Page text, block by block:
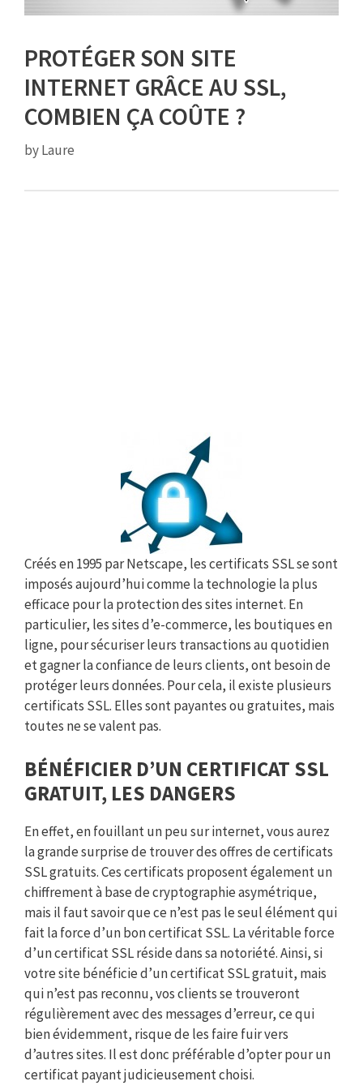
PROTÉGER SON SITE
INTERNET GRÂCE AU SSL,
COMBIEN ÇA COÛTE ?
byLaure
Créés en 1995 par Netscape, les certificats SSL se sont
imposés aujourd’hui comme la technologie la plus
efficace pour la protection des sites internet. En
particulier, les sites d’e-commerce, les boutiques en
ligne, pour sécuriser leurs transactions au quotidien
et gagner la confiance de leurs clients, ont besoin de
protéger leurs données. Pour cela, il existe plusieurs
certificats SSL. Elles sont payantes ou gratuites, mais
toutes ne se valent pas.
BÉNÉFICIER D’UN CERTIFICAT SSL
GRATUIT, LES DANGERS
En effet, en fouillant un peu sur internet, vous aurez
la grande surprise de trouver des offres de certificats
SSL gratuits. Ces certificats proposent également un
chiffrement à base de cryptographie asymétrique,
mais il faut savoir que ce n’est pas le seul élément qui
fait la force d’un bon certificat SSL. La véritable force
d’un certificat SSL réside dans sa notoriété. Ainsi, si
votre site bénéficie d’un certificat SSL gratuit, mais
qui n’est pas reconnu, vos clients se trouveront
régulièrement avec des messages d’erreur, ce qui
bien évidemment, risque de les faire fuir vers
d’autres sites. Il est donc préférable d’opter pour un
certificat payant judicieusement choisi.